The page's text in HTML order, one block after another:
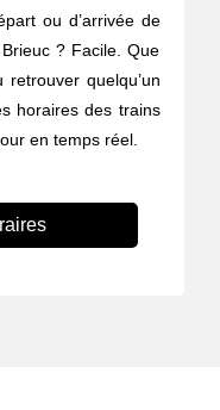
ou d’arrivée de
? Facile. Que
quelqu’un
horaires des trains
en temps réel.